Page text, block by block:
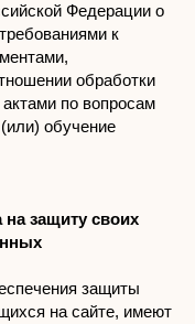
Федерации о
к
обработки
по вопросам
обучение
на защиту своих
защиты
на сайте, имеют